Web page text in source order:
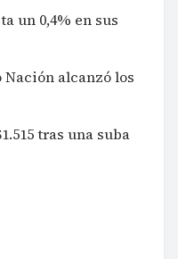
un 0,4% en sus
alcanzó los
tras una suba